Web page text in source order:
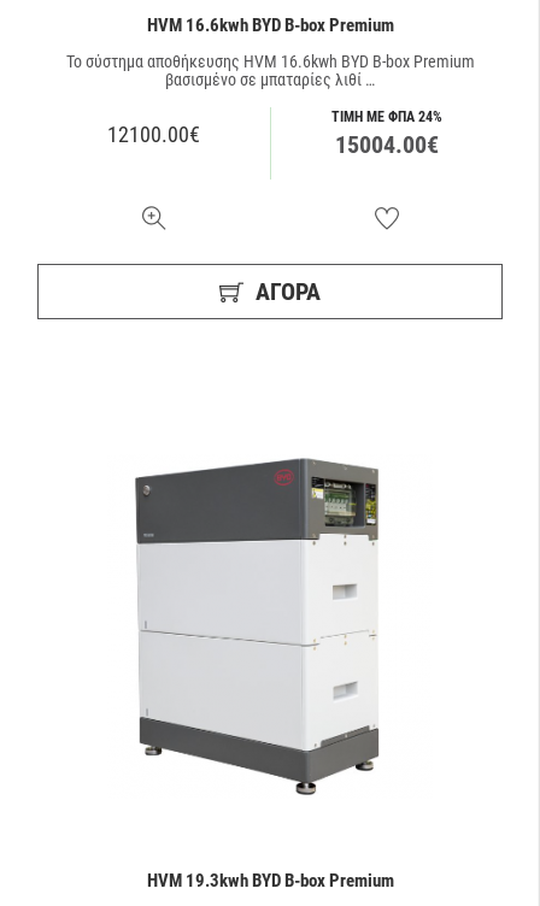
HVM 16.6kwh BYD B-box Premium
Το σύστημα αποθήκευσης HVM 16.6kwh BYD B-box Premium
βασισμένο σε μπαταρίες λιθί …
12100.00€
ΤΙΜΗ ΜΕ ΦΠΑ 24%
15004.00€
ΑΓΟΡΑ
HVM 19.3kwh BYD B-box Premium